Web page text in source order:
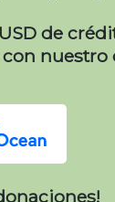
de
nuestro